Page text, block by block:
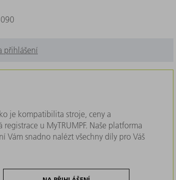
přihlášení
je kompatibilita stroje, ceny a
u MyTRUMPF. Naše platforma
snadno nalézt všechny díly pro Váš